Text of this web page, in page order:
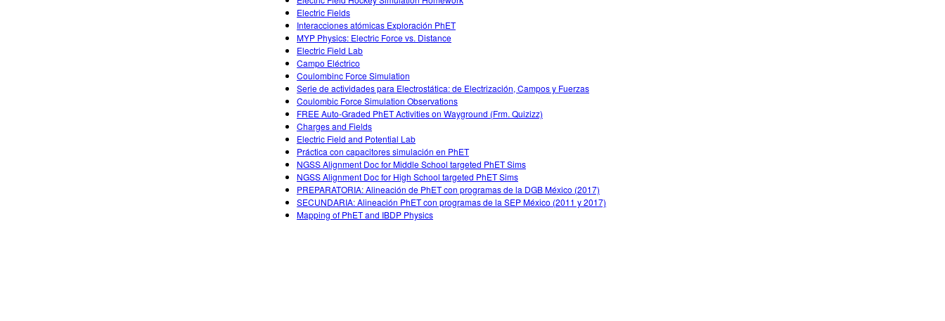
Electric Fields
Interacciones atómicas Exploración PhET
MYP Physics: Electric Force vs. Distance
Electric Field Lab
Campo Eléctrico
Coulombinc Force Simulation
Serie de actividades para Electrostática: de Electrización, Campos y Fuerzas
Coulombic Force Simulation Observations
FREE Auto-Graded PhET Activities on Wayground (Frm. Quizizz)
Charges and Fields
Electric Field and Potential Lab
Práctica con capacitores simulación en PhET
NGSS Alignment Doc for Middle School targeted PhET Sims
NGSS Alignment Doc for High School targeted PhET Sims
PREPARATORIA: Alineación de PhET con programas de la DGB México (2017)
SECUNDARIA: Alineación PhET con programas de la SEP México (2011 y 2017)
Mapping of PhET and IBDP Physics